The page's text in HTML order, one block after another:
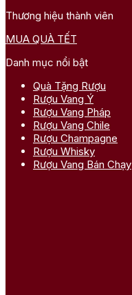
Thương hiệu thành viên
MUA QUÀ TẾT
Danh mục nổi bật
Quà Tặng Rượu
Rượu Vang Ý
Rượu Vang Pháp
Rượu Vang Chile
Rượu Champagne
Rượu Whisky
Rượu Vang Bán Chạy